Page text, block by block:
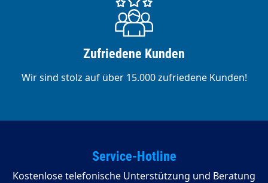
Zufriedene Kunden
Wir sind stolz auf über 15.000 zufriedene Kunden!
Service-Hotline
Kostenlose telefonische Unterstützung und Beratung